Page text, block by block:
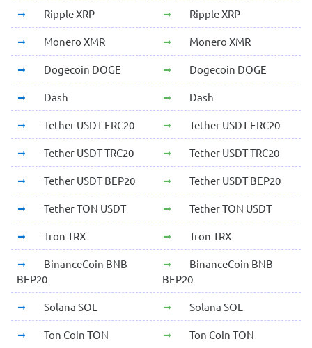
Ripple XRP Ripple XRP
Monero XMR Monero XMR
Dogecoin DOGE Dogecoin DOGE
Dash Dash
Tether USDT ERC20 Tether USDT ERC20
Tether USDT TRC20 Tether USDT TRC20
Tether USDT BEP20 Tether USDT BEP20
Tether TON USDT Tether TON USDT
Tron TRX Tron TRX
BinanceCoin BNB
BEP20
BinanceCoin BNB
BEP20
Solana SOL Solana SOL
Ton Coin TON Ton Coin TON